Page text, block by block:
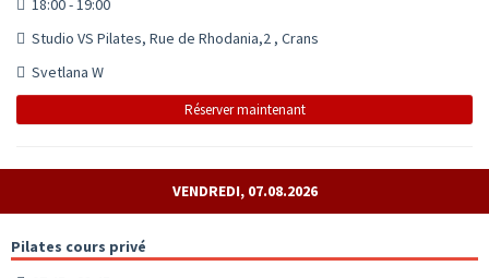
18:00 - 19:00
Studio VS Pilates, Rue de Rhodania,2 , Crans
Svetlana W
Réserver maintenant
VENDREDI, 07.08.2026
Pilates cours privé